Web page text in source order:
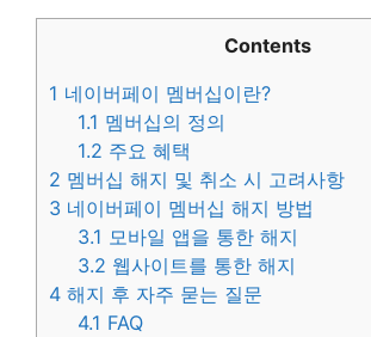
Contents
1 네이버페이 멤버십이란?
1.1 멤버십의 정의
1.2 주요 혜택
2 멤버십 해지 및 취소 시 고려사항
3 네이버페이 멤버십 해지 방법
3.1 모바일 앱을 통한 해지
3.2 웹사이트를 통한 해지
4 해지 후 자주 묻는 질문
4.1 FAQ